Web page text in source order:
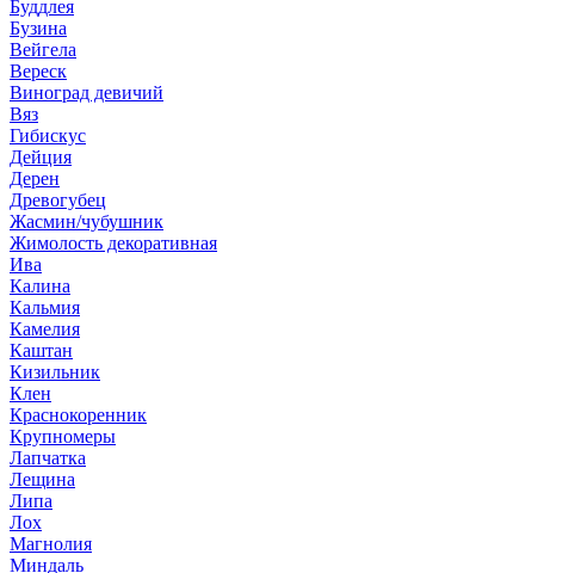
Буддлея
Бузина
Вейгела
Вереск
Виноград девичий
Вяз
Гибискус
Дейция
Дерен
Древогубец
Жасмин/чубушник
Жимолость декоративная
Ива
Калина
Кальмия
Камелия
Каштан
Кизильник
Клен
Краснокоренник
Крупномеры
Лапчатка
Лещина
Липа
Лох
Магнолия
Миндаль